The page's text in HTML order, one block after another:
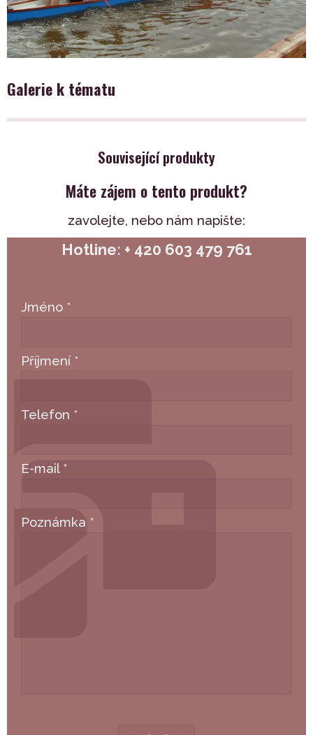
Galerie k tématu
Související produkty
Máte zájem o tento produkt?
zavolejte, nebo nám napište:
Hotline: + 420 603 479 761
Jméno *
Příjmení *
Telefon *
E-mail *
Poznámka *